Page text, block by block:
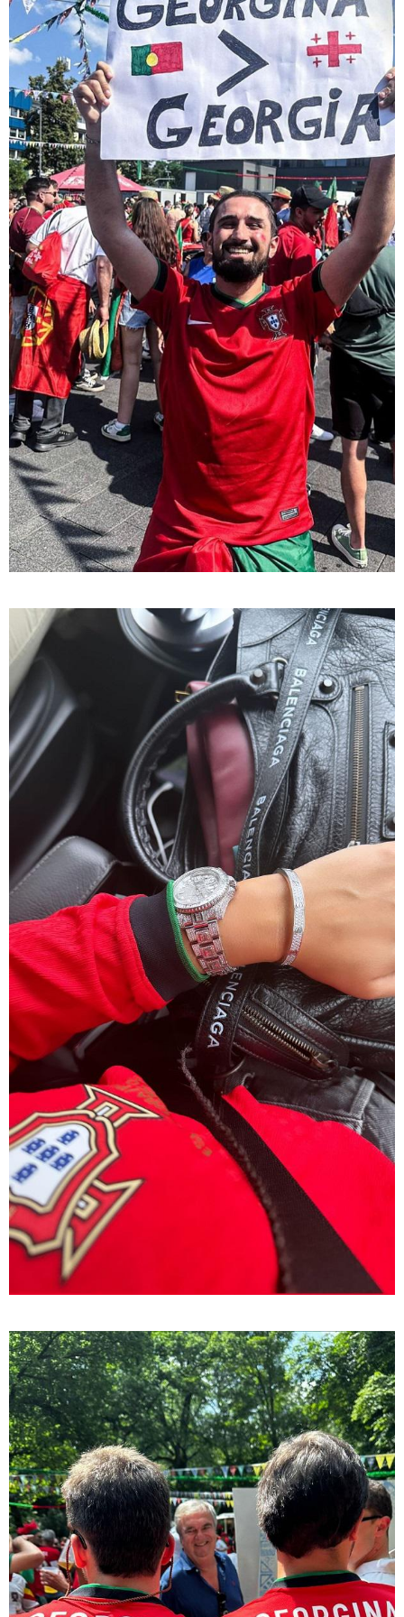
19:33 / 07-08-2026
"მოვიპოვეთ ფარული ჩანაწერი ნია იმნაძესა და
მამამისს შორის, განიხილავდნენ, როგორ ჩაიდინა
გაბაშვილმა დანაშაული" - გიგა ავალიანის საქმის
პროკურორი ნია იმნაძის და მამის დიალოგის
ფარული ჩანაწერის შინაარსს ასაჯაროებს
18:21 / 07-08-2026
"ვიდეოს ნახვა ჩემთვის იყო სიკვდილი - ისეთი ხმა
აქვს, თითქოს ეხვეწება, ცუდად არის" - 12 წლის წინ
გაუჩინარებული ბიჭის დედა გავრცელებულ ვიდეოზე
პირველ კომენტარს აკეთებს
13:24 / 07-08-2026
ევროპაში საწვავის ფასები მკვეთრად შეიცვალა -
რომელ ქვეყნებშია ბენზინი ყველაზე ძვირი და
ყველაზე იაფი
15:47 / 07-08-2026
Tower Group და BREEAM - ხარისხის საერთაშორისო
სტანდარტი ქართულ დეველოპმენტში
13:27 / 07-08-2026
"სტუმართმოყვარე ხალხი ვართ - რუსს, ყაზახს,
უკრაინელს, შვეიცარიელს, იტალიელს, ამერიკელს,
შეუძლია ჩამოვიდეს, დახარჯოს ფული... არავინ
შეზღუდული არაა" - კალაძე
17:24 / 07-08-2026
"მარტო როცა ვარ, ხშირად
ველაპარაკები, ვიცი, რომ
მისმენს, ვფიქრობ, თავზე
მადგას და მეფერება - სხვებს
ხომ არ ვაჩვენებ ცრემლებს" -
გიორგი კეკელიძე გმირი